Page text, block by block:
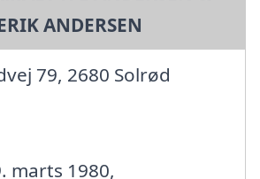
ANDERSEN
79, 2680 Solrød
marts 1980,